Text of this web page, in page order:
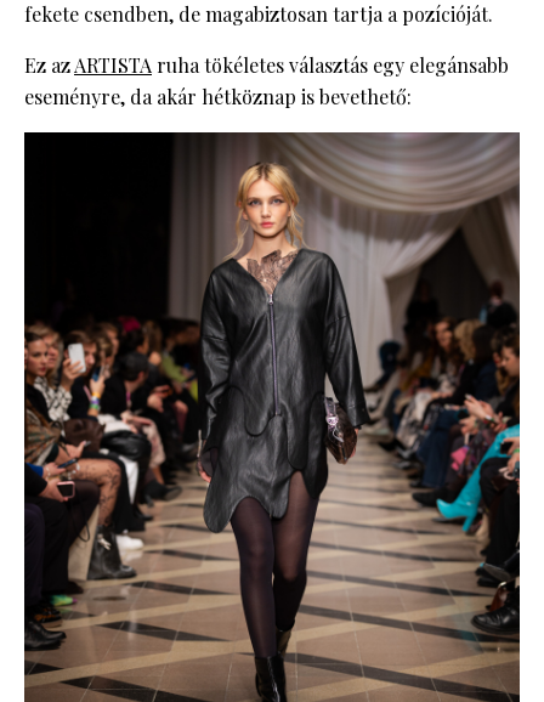
fekete csendben, de magabiztosan tartja a pozícióját.
Ez azARTISTA ruha tökéletes választás egy elegánsabb
eseményre, da akár hétköznap is bevethető: